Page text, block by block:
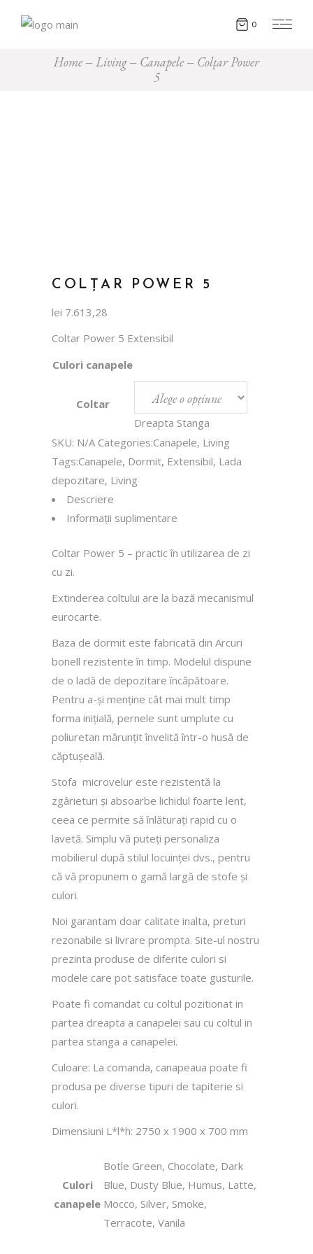
0
Home Living Canapele
Colțar Power
5
COLȚAR POWER 5
lei 7.613,28
Coltar Power 5 Extensibil
Culori canapele
Coltar
Dreapta Stanga
SKU: N/A Categories:Canapele, Living
Tags:Canapele, Dormit, Extensibil, Lada
depozitare, Living
Descriere
Informații suplimentare
Coltar Power 5 – practic în utilizarea de zi
cu zi.
Extinderea coltului are la bază mecanismul
eurocarte.
Baza de dormit este fabricată din Arcuri
bonell rezistente în timp. Modelul dispune
de o ladă de depozitare încăpătoare.
Pentru a-și menține cât mai mult timp
forma inițială, pernele sunt umplute cu
poliuretan mărunțit învelită într-o husă de
căptușeală.
Stofa microvelur este rezistentă la
zgârieturi și absoarbe lichidul foarte lent,
ceea ce permite să înlăturați rapid cu o
lavetă. Simplu vă puteți personaliza
mobilierul după stilul locuinței dvs., pentru
că vă propunem o gamă largă de stofe și
culori.
Noi garantam doar calitate inalta, preturi
rezonabile si livrare prompta. Site-ul nostru
prezinta produse de diferite culori si
modele care pot satisface toate gusturile.
Poate fi comandat cu coltul pozitionat in
partea dreapta a canapelei sau cu coltul in
partea stanga a canapelei.
Culoare: La comanda, canapeaua poate fi
produsa pe diverse tipuri de tapiterie si
culori.
Dimensiuni L*l*h: 2750 x 1900 x 700 mm
Culori
canapele
Botle Green, Chocolate, Dark
Blue, Dusty Blue, Humus, Latte,
Mocco, Silver, Smoke,
Terracote, Vanila